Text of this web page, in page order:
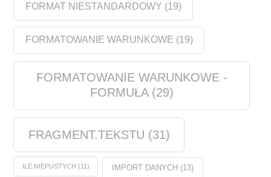
FORMAT NIESTANDARDOWY (19)
FORMATOWANIE WARUNKOWE (19)
FORMATOWANIE WARUNKOWE -
FORMUŁA(29)
FRAGMENT.TEKSTU (31)
ILE.NIEPUSTYCH (11) IMPORT DANYCH (13)